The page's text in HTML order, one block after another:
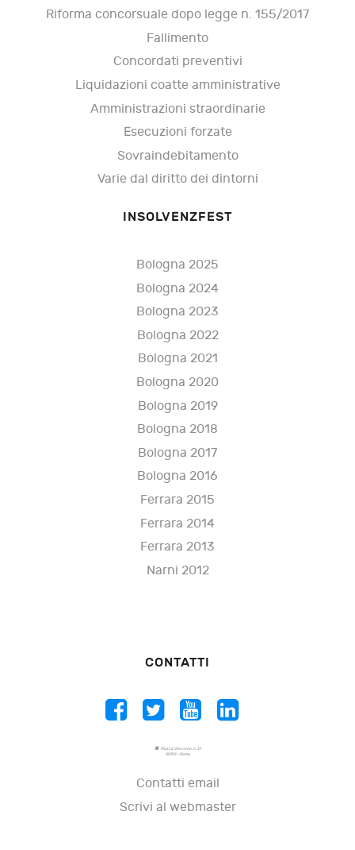
Riforma concorsuale dopo legge n. 155/2017
Fallimento
Concordati preventivi
Liquidazioni coatte amministrative
Amministrazioni straordinarie
Esecuzioni forzate
Sovraindebitamento
Varie dal diritto dei dintorni
INSOLVENZFEST
Bologna 2025
Bologna 2024
Bologna 2023
Bologna 2022
Bologna 2021
Bologna 2020
Bologna 2019
Bologna 2018
Bologna 2017
Bologna 2016
Ferrara 2015
Ferrara 2014
Ferrara 2013
Narni 2012
CONTATTI
Piazza Vescovio, n. 21
00199 - Roma
Contatti email
Scrivi al webmaster